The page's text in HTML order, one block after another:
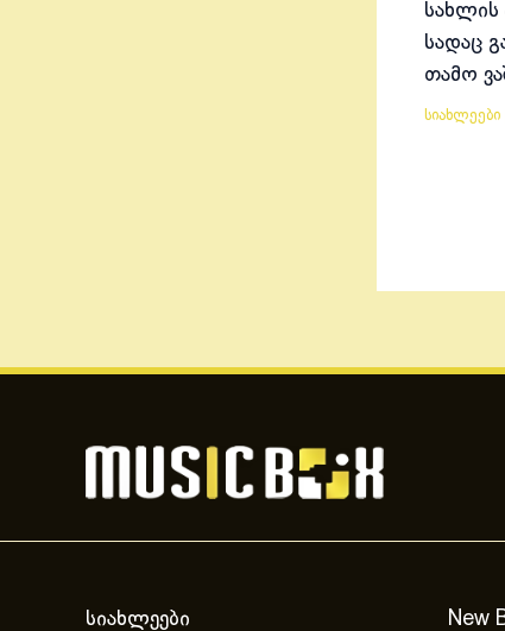
სახლის
სადაც
თამო
სიახლეები
სიახლეები New